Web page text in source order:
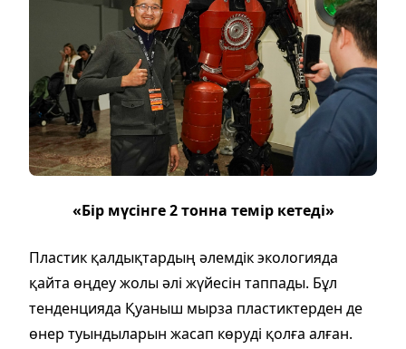
«Бір мүсінге 2 тонна темір кетеді»
Пластик қалдықтардың әлемдік экологияда
қайта өңдеу жолы әлі жүйесін таппады. Бұл
тенденцияда Қуаныш мырза пластиктерден де
өнер туындыларын жасап көруді қолға алған.